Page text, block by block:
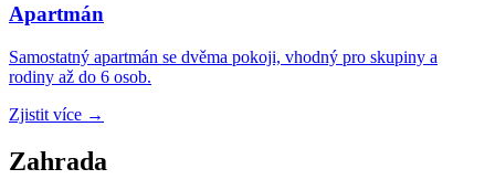
Apartmán
Samostatný apartmán se dvěma pokoji, vhodný pro skupiny a
rodiny až do 6 osob.
Zjistit více →
Zahrada